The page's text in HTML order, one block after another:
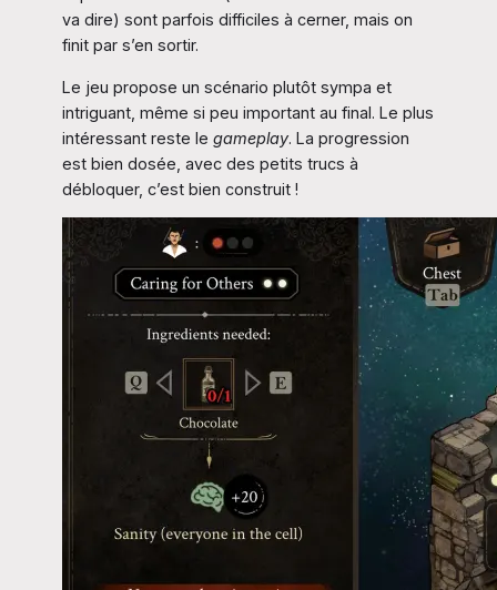
va dire) sont parfois difficiles à cerner, mais on
finit par s’en sortir.
Le jeu propose un scénario plutôt sympa et
intriguant, même si peu important au final. Le plus
intéressant reste le gameplay. La progression
est bien dosée, avec des petits trucs à
débloquer, c’est bien construit !